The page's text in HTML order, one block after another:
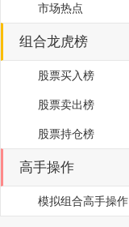
市场热点
组合龙虎榜
股票买入榜
股票卖出榜
股票持仓榜
高手操作
模拟组合高手操作